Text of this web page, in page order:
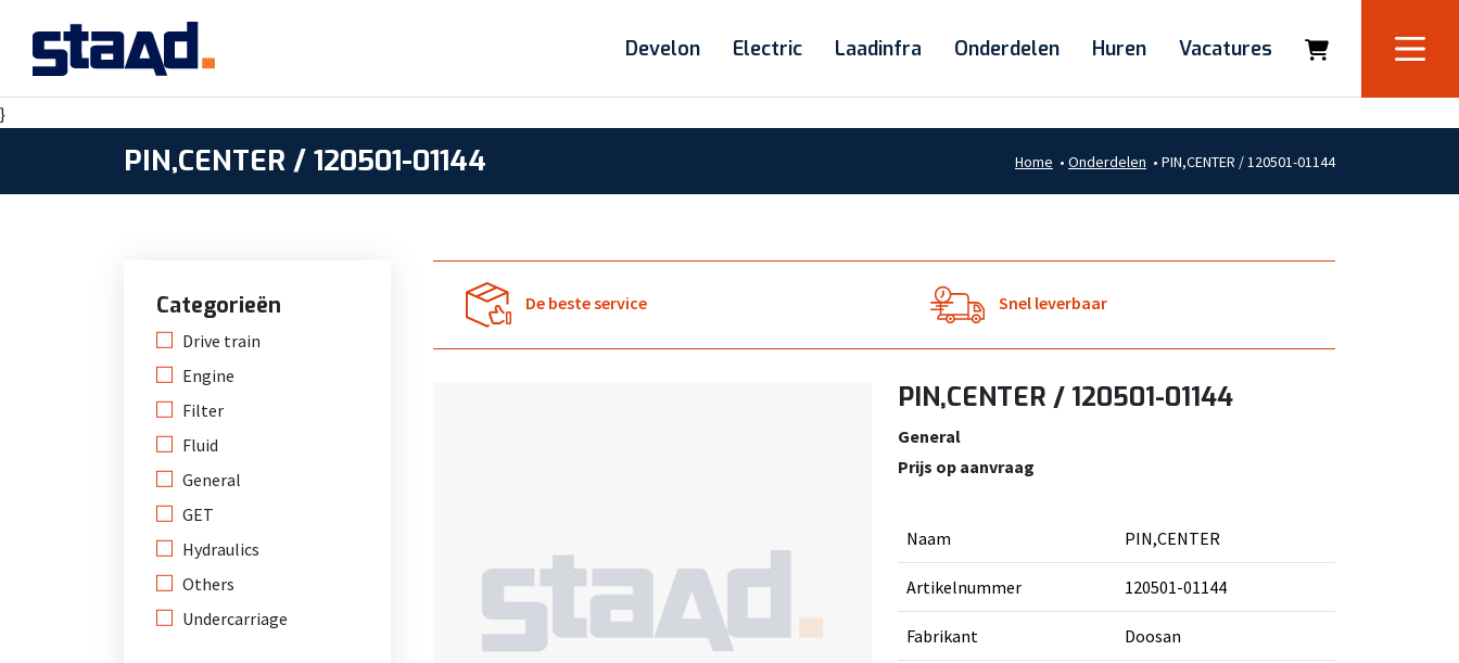
Develon Electric Laadinfra Onderdelen Huren Vacatures
}
PIN,CENTER / 120501-01144 Home • Onderdelen • PIN,CENTER / 120501-01144
Categorieën
Drive train
Engine
Filter
Fluid
General
GET
Hydraulics
Others
Undercarriage
De beste service Snel leverbaar
PIN,CENTER / 120501-01144
General
Prijs op aanvraag
Naam PIN,CENTER
Artikelnummer 120501-01144
Fabrikant Doosan